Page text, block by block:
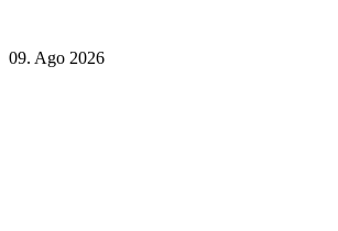
09. Ago 2026